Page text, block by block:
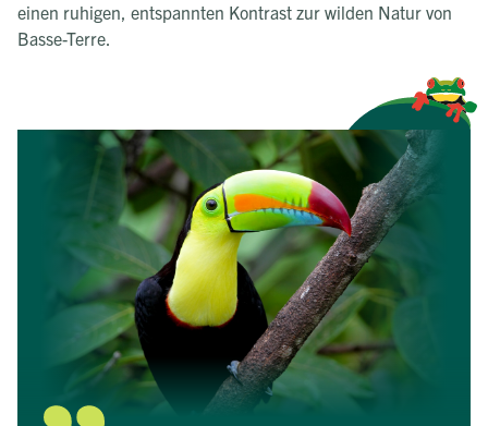
einen ruhigen, entspannten Kontrast zur wilden Natur von
Basse-Terre.